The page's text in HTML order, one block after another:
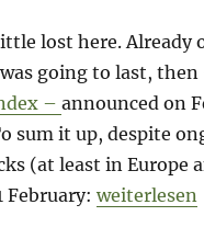
lost here. Already
going to last,
– announced on
sum it up, despite
(at least in Europe
February: weiterlesen